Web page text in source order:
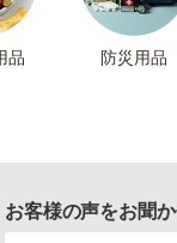
品 防災用品
お客様の声をお聞